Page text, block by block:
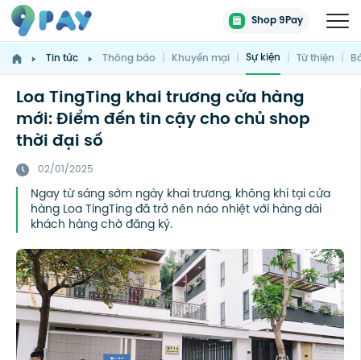
Shop 9Pay
Tin tức Thông báo | Khuyến mại | Sự kiện | Từ thiện |
Loa TingTing khai trương cửa hàng
mới: Điểm đến tin cậy cho chủ shop
thời đại số
02/01/2025
Ngay từ sáng sớm ngày khai trương, không khí tại cửa
hàng Loa TingTing đã trở nên náo nhiệt với hàng dài
khách hàng chờ đăng ký.